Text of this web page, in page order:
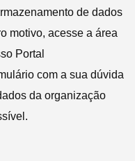
de dados
motivo, acesse a área
Portal
com a sua dúvida
da organização